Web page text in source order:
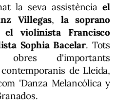
la seva assistènciael
Villegas, la soprano
el violinista Francisco
Sophia Bacelar. Tots
d'importants
de Lleida,
'Danza Melancólica y